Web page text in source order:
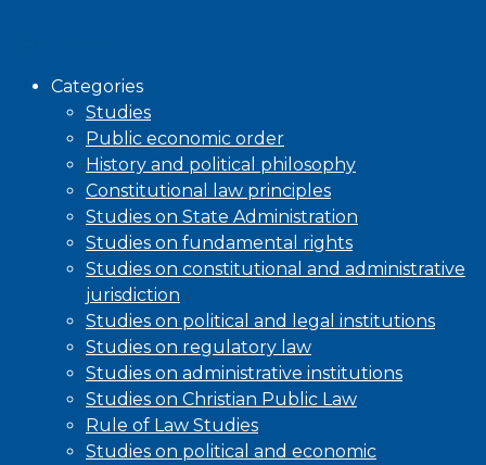
Categories
Studies
Public economic order
History and political philosophy
Constitutional law principles
Studies on State Administration
Studies on fundamental rights
Studies on constitutional and administrative
jurisdiction
Studies on political and legal institutions
Studies on regulatory law
Studies on administrative institutions
Studies on Christian Public Law
Rule of Law Studies
Studies on political and economic